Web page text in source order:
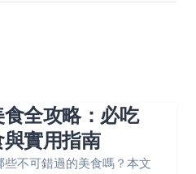
全攻略：必吃
實用指南
不可錯過的美食嗎？本文